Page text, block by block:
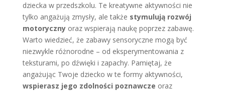
dziecka w przedszkolu. Te kreatywne aktywności nie
tylko angażują zmysły, ale także stymulują rozwój
motorycznyoraz wspierają naukę poprzez zabawę.
Warto wiedzieć, że zabawy sensoryczne mogą być
niezwykle różnorodne – od eksperymentowania z
teksturami, po dźwięki i zapachy. Pamiętaj, że
angażując Twoje dziecko w te formy aktywności,
wspierasz jego zdolności poznawcze oraz